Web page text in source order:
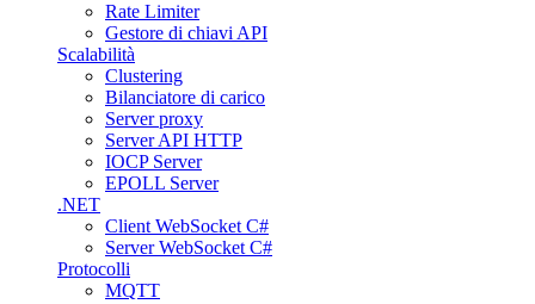
Rate Limiter
Gestore di chiavi API
Scalabilità
Clustering
Bilanciatore di carico
Server proxy
Server API HTTP
IOCP Server
EPOLL Server
.NET
Client WebSocket C#
Server WebSocket C#
Protocolli
MQTT